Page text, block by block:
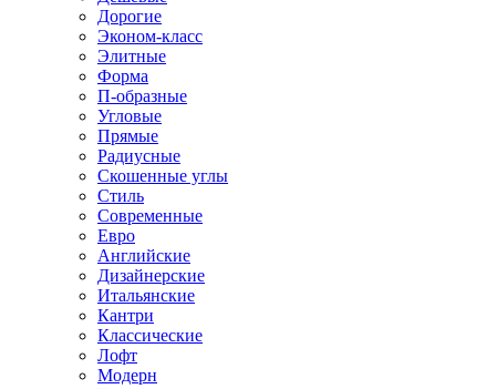
Дорогие
Эконом-класс
Элитные
Форма
П-образные
Угловые
Прямые
Радиусные
Скошенные углы
Стиль
Современные
Евро
Английские
Дизайнерские
Итальянские
Кантри
Классические
Лофт
Модерн